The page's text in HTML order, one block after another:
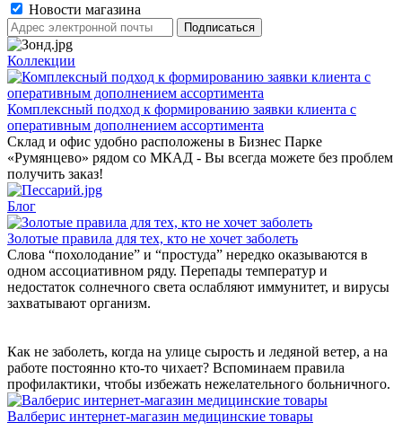
Новости магазина
Коллекции
Комплексный подход к формированию заявки клиента с
оперативным дополнением ассортимента
Склад и офис удобно расположены в Бизнес Парке
«Румянцево» рядом со МКАД - Вы всегда можете без проблем
получить заказ!
Блог
Золотые правила для тех, кто не хочет заболеть
Слова “похолодание” и “простуда” нередко оказываются в
одном ассоциативном ряду. Перепады температур и
недостаток солнечного света ослабляют иммунитет, и вирусы
захватывают организм.
Как не заболеть, когда на улице сырость и ледяной ветер, а на
работе постоянно кто-то чихает? Вспоминаем правила
профилактики, чтобы избежать нежелательного больничного.
Валберис интернет-магазин медицинские товары